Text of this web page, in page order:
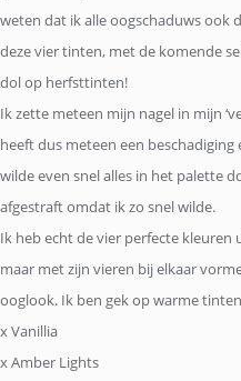
weten dat ik alle oogschaduws ook
deze vier tinten, met de komende
dol op herfsttinten!
Ik zette meteen mijn nagel in mijn
heeft dus meteen een
wilde even snel alles in het palette
afgestraft omdat ik zo snel wilde.
Ik heb echt de vier perfecte kleuren
maar met zijn vieren bij elkaar
ooglook. Ik ben gek op warme
x Vanillia
x Amber Lights